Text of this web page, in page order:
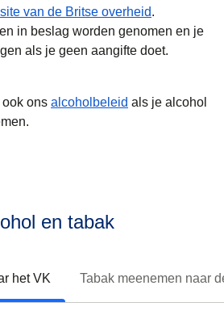
site van de Britse overheid.
in beslag worden genomen en je
als je geen aangifte doet.
ook ons alcoholbeleid als je alcohol
en tabak
het VK Tabak meenemen naar